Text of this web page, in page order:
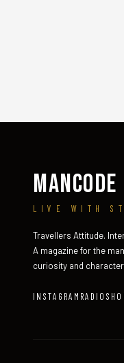
MANCODE
LIVE WITH
Travellers Attitude.
A magazine for the
curiosity and
INSTAGRAM RADIO